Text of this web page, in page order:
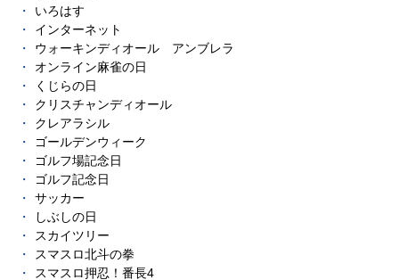
いろはす
インターネット
ウォーキンディオール アンブレラ
オンライン麻雀の日
くじらの日
クリスチャンディオール
クレアラシル
ゴールデンウィーク
ゴルフ場記念日
ゴルフ記念日
サッカー
しぶしの日
スカイツリー
スマスロ北斗の拳
スマスロ押忍！番長4